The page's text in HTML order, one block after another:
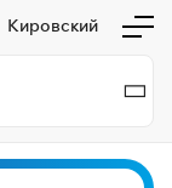
Кировский